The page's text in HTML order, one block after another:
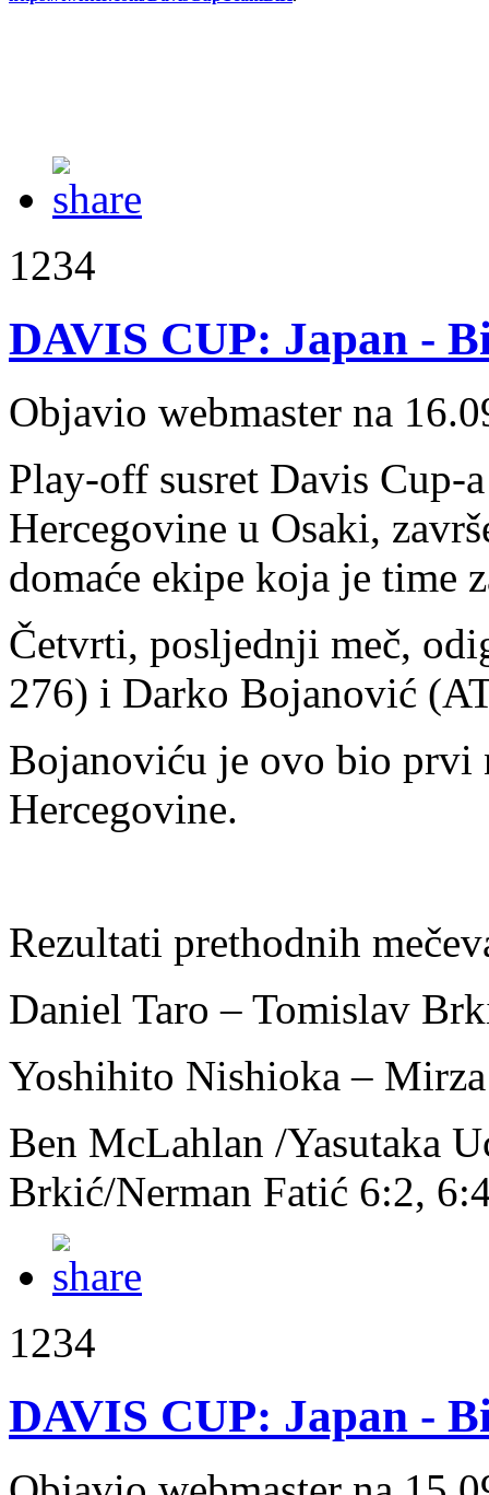
1234
DAVIS CUP: Japan -
Objavio webmaster na
Play-off susret Davis Cup-
Hercegovine u Osaki,
domaće ekipe koja je time
Četvrti, posljednji meč,
276) i Darko Bojanović
Bojanoviću je ovo bio prvi
Hercegovine.
Rezultati prethodnih
Daniel Taro – Tomislav
Yoshihito Nishioka –
Ben McLahlan /Yasutaka
Brkić/Nerman Fatić 6:2,
1234
DAVIS CUP: Japan -